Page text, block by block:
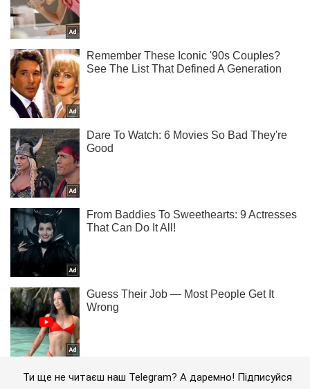
Ти ще не читаєш наш Telegram? А даремно! Підписуйся